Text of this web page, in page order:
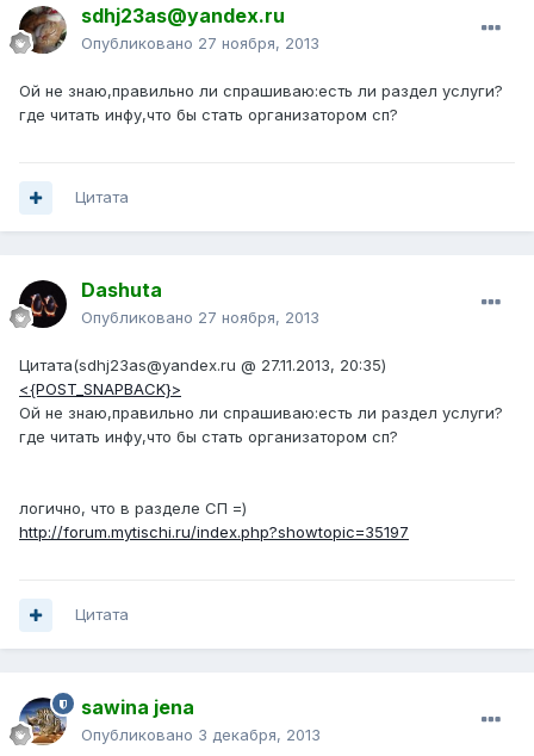
sdhj23as@yandex.ru
Опубликовано 27 ноября, 2013
Ой не знаю,правильно ли спрашиваю:есть ли раздел услуги?
где читать инфу,что бы стать организатором сп?
Цитата
Dashuta
Опубликовано 27 ноября, 2013
Цитата(sdhj23as@yandex.ru @ 27.11.2013, 20:35)
<{POST_SNAPBACK}>
Ой не знаю,правильно ли спрашиваю:есть ли раздел услуги?
где читать инфу,что бы стать организатором сп?
логично, что в разделе СП =)
http://forum.mytischi.ru/index.php?showtopic=35197
Цитата
sawina jena
Опубликовано 3 декабря, 2013